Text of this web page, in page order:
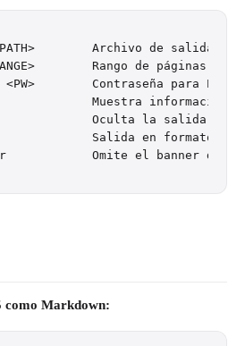
Archivo de salida
Rango de páginas:
<PW>        Contraseña para PDFs
Muestra información
Oculta la salida no
Salida en formato
como Markdown: